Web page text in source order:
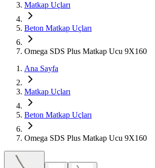
Matkap Uçları
Beton Matkap Uçları
Omega SDS Plus Matkap Ucu 9X160
Ana Sayfa
Matkap Uçları
Beton Matkap Uçları
Omega SDS Plus Matkap Ucu 9X160